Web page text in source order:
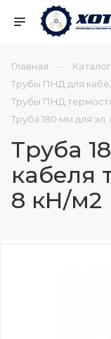
Главная — Каталог
Трубы ПНД для
Трубы ПНД
Труба 180 мм для
Труба
кабеля
8 кН/м2